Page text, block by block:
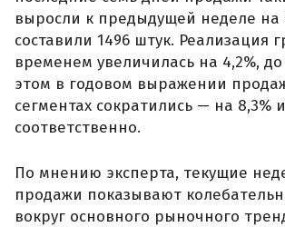
выросли к предыдущей неделе на
составили 1496 штук. Реализация
временем увеличилась на 4,2%,
этом в годовом выражении
сегментах сократились — на 8,3%
соответственно.
По мнению эксперта, текущие
продажи показывают
вокруг основного рыночного